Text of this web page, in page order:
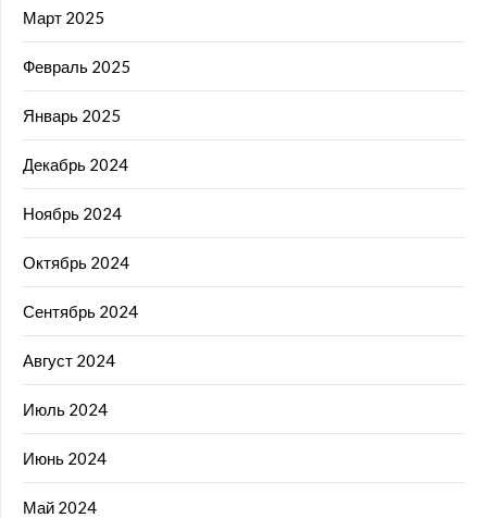
Март 2025
Февраль 2025
Январь 2025
Декабрь 2024
Ноябрь 2024
Октябрь 2024
Сентябрь 2024
Август 2024
Июль 2024
Июнь 2024
Май 2024